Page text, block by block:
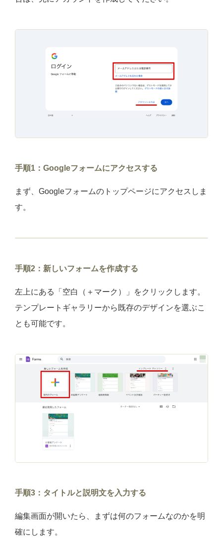
手順1：Googleフォームにアクセスする
まず、Googleフォームのトップページにアクセスしま
す。
手順2：新しいフォームを作成する
左上にある「空白（＋マーク）」をクリックします。
テンプレートギャラリーから既存のデザインを選ぶこ
とも可能です。
手順3：タイトルと説明文を入力する
編集画面が開いたら、まずは何のフォームなのかを明
確にします。